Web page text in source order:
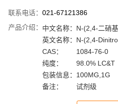
联系电话： 021-67121386
产品介绍： 中文名称： N-(2,4-二硝
英文名称： N-(2,4-
CAS：
1084-76-0
纯度：
98.0% LC&T
包装信息： 100MG,1G
备注：
试剂级